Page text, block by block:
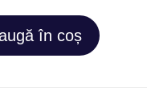
în coș